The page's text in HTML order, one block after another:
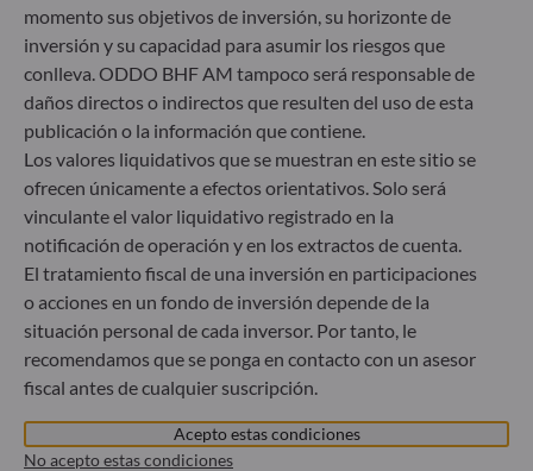
+49 (0) 211 239 24 01
Gallusanlage 8
60329 Frankfurt am Main
Alemania
+49 (0) 69 920 50 0
Sociedad Gestora de Carteras autorizada por la
Bundesanstalt für Finanzdienstleistungsaufsicht (“BaFin”)
Registro Comercial: HRB 11971 juzgado de primera
instancia de Düsseldorf
ODDO BHF Asset Management LUX
6, rue Gabriel Lippmann
L-5365 Munsbach
Luxemburgo
+352 45 76 76 245
momento sus objetivos de inversión, su horizonte de
inversión y su capacidad para asumir los riesgos que
conlleva. ODDO BHF AM tampoco será responsable de
daños directos o indirectos que resulten del uso de esta
publicación o la información que contiene.
Los valores liquidativos que se muestran en este sitio se
ofrecen únicamente a efectos orientativos. Solo será
vinculante el valor liquidativo registrado en la
notificación de operación y en los extractos de cuenta.
El tratamiento fiscal de una inversión en participaciones
o acciones en un fondo de inversión depende de la
situación personal de cada inversor. Por tanto, le
recomendamos que se ponga en contacto con un asesor
fiscal antes de cualquier suscripción.
Acepto estas condiciones
No acepto estas condiciones